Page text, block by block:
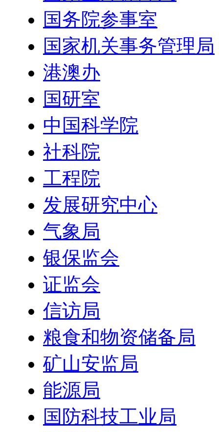
国务院参事室
国家机关事务管理局
港澳办
国研室
中国科学院
社科院
工程院
发展研究中心
气象局
银保监会
证监会
信访局
粮食和物资储备局
矿山安监局
能源局
国防科技工业局